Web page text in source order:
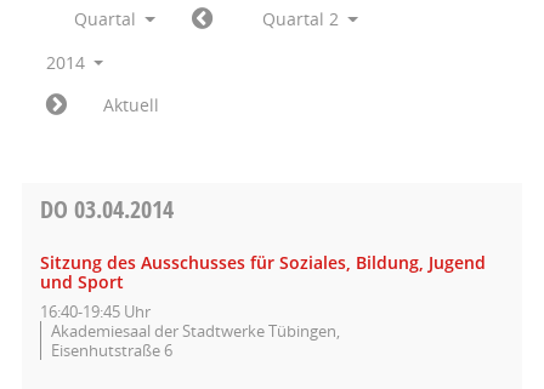
Quartal
Quartal 2
2014
Aktuell
DO 03.04.2014
Sitzung des Ausschusses für Soziales, Bildung, Jugend
und Sport
16:40-19:45 Uhr
Akademiesaal der Stadtwerke Tübingen,
Eisenhutstraße 6